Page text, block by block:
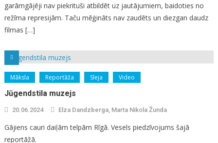
garāmgājēji nav piekrituši atbildēt uz jautājumiem, baidoties no
režīma represijām. Taču mēģināts nav zaudēts un diezgan daudz
filmas […]
Māksla Reportāža Sleja Video
Jūgendstila muzejs
20.06.2024 Elza Dandzberga, Marta Nikola Žunda
Gājiens cauri daiļām telpām Rīgā. Vesels piedzīvojums šajā
reportāžā.